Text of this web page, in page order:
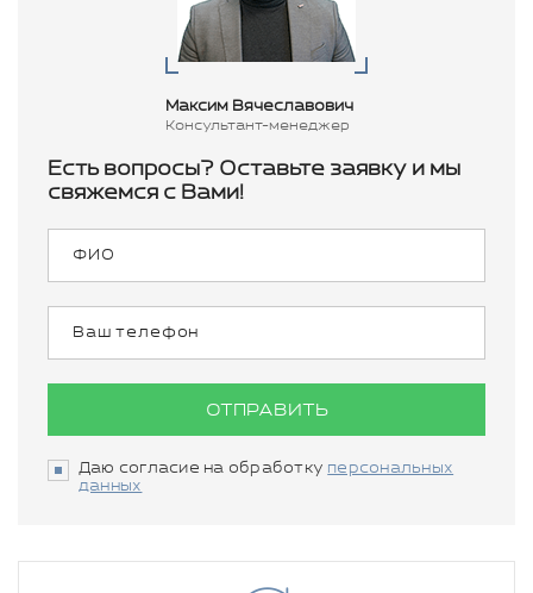
Максим Вячеславович
Консультант-менеджер
Есть вопросы? Оставьте заявку и мы
свяжемся с Вами!
ОТПРАВИТЬ
Даю согласие на обработку персональных
данных